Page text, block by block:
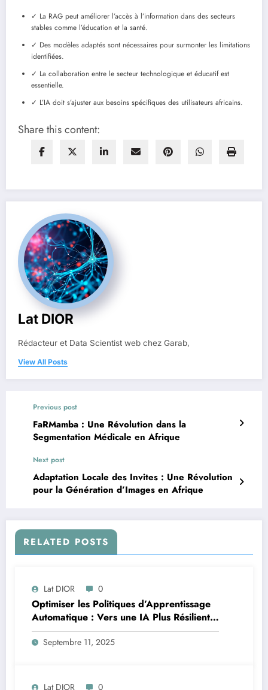
✓ La RAG peut améliorer l’accès à l’information dans des secteurs
stables comme l’éducation et la santé.
✓ Des modèles adaptés sont nécessaires pour surmonter les limitations
identifiées.
✓ La collaboration entre le secteur technologique et éducatif est
essentielle.
✓ L’IA doit s’ajuster aux besoins spécifiques des utilisateurs africains.
Share this content:
Lat DIOR
Rédacteur et Data Scientist web chez Garab,
View All Posts
Previous post
FaRMamba : Une Révolution dans la
Segmentation Médicale en Afrique
Next post
Adaptation Locale des Invites : Une Révolution
pour la Génération d’Images en Afrique
RELATED POSTS
Lat DIOR 0
Optimiser les Politiques d’Apprentissage
Automatique : Vers une IA Plus Résiliente
en Afrique
Septembre 11, 2025
Lat DIOR 0